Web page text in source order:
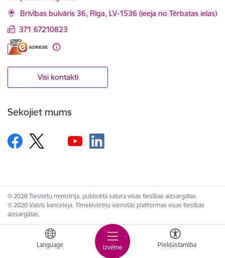
Izvēlne
Language Piekļūstamība
Brīvības bulvāris 36, Rīga, LV-1536 (ieeja no Tērbatas ielas)
371 67210823
Visi kontakti
Sekojiet mums
© 2026 Tieslietu ministrija, publicētā satura visas tiesības aizsargātas.
© 2020 Valsts kanceleja, Tīmekļvietņu vienotās platformas visas tiesības
aizsargātas.